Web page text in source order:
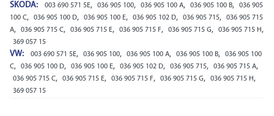
SKODA: 003 690 571 5E, 036 905 100, 036 905 100 A, 036 905 100 B,
036 905
100 C, 036 905 100 D, 036 905 100 E, 036 905 102 D, 036 905 715,
036 905 715
A, 036 905 715 C, 036 905 715 E, 036 905 715 F, 036 905 715 G, 036 905 715 H,
369 057 15
VW: 003 690 571 5E, 036 905 100, 036 905 100 A, 036 905 100 B,
036 905 100
C, 036 905 100 D, 036 905 100 E, 036 905 102 D, 036 905 715, 036 905 715 A,
036 905 715 C, 036 905 715 E, 036 905 715 F, 036 905 715 G, 036 905 715 H,
369 057 15